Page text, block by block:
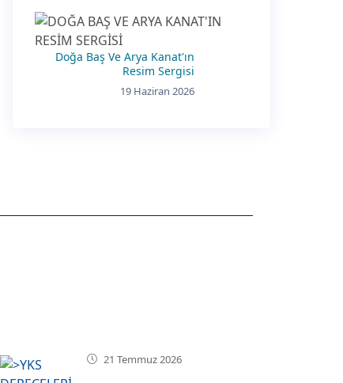
Doğa Baş Ve Arya Kanat'ın
Resim Sergisi
19 Haziran 2026
21 Temmuz 2026